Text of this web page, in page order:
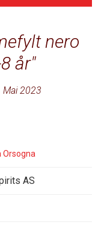
nero
år
Mai 2023
Orsogna
AS